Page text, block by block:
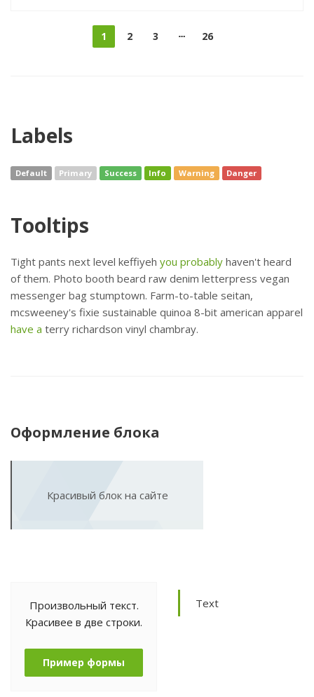
1 2 3 26
Labels
Default Primary Success Info Warning Danger
Tooltips
Tight pants next level keffiyeh you probably haven't heard
of them. Photo booth beard raw denim letterpress vegan
messenger bag stumptown. Farm-to-table seitan,
mcsweeney's fixie sustainable quinoa 8-bit american apparel
have a terry richardson vinyl chambray.
Оформление блока
Красивый блок на сайте
Произвольный текст.
Красивее в две строки.
Пример формы
Text